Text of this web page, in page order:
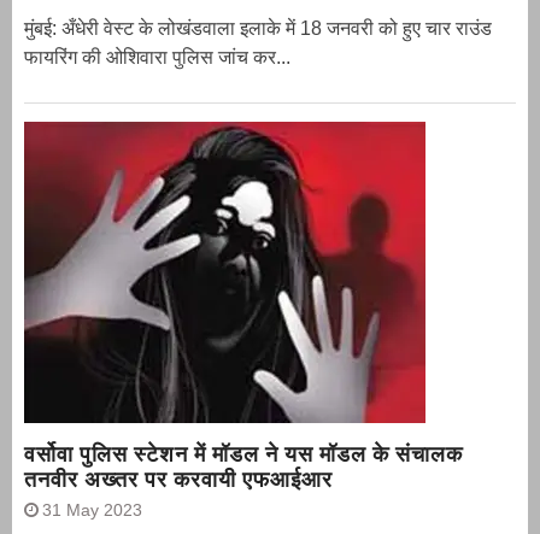
मुंबई: अँधेरी वेस्ट के लोखंडवाला इलाके में 18 जनवरी को हुए चार राउंड
फायरिंग की ओशिवारा पुलिस जांच कर...
वर्सोवा पुलिस स्टेशन में मॉडल ने यस मॉडल के संचालक
तनवीर अख्तर पर करवायी एफआईआर
31 May 2023